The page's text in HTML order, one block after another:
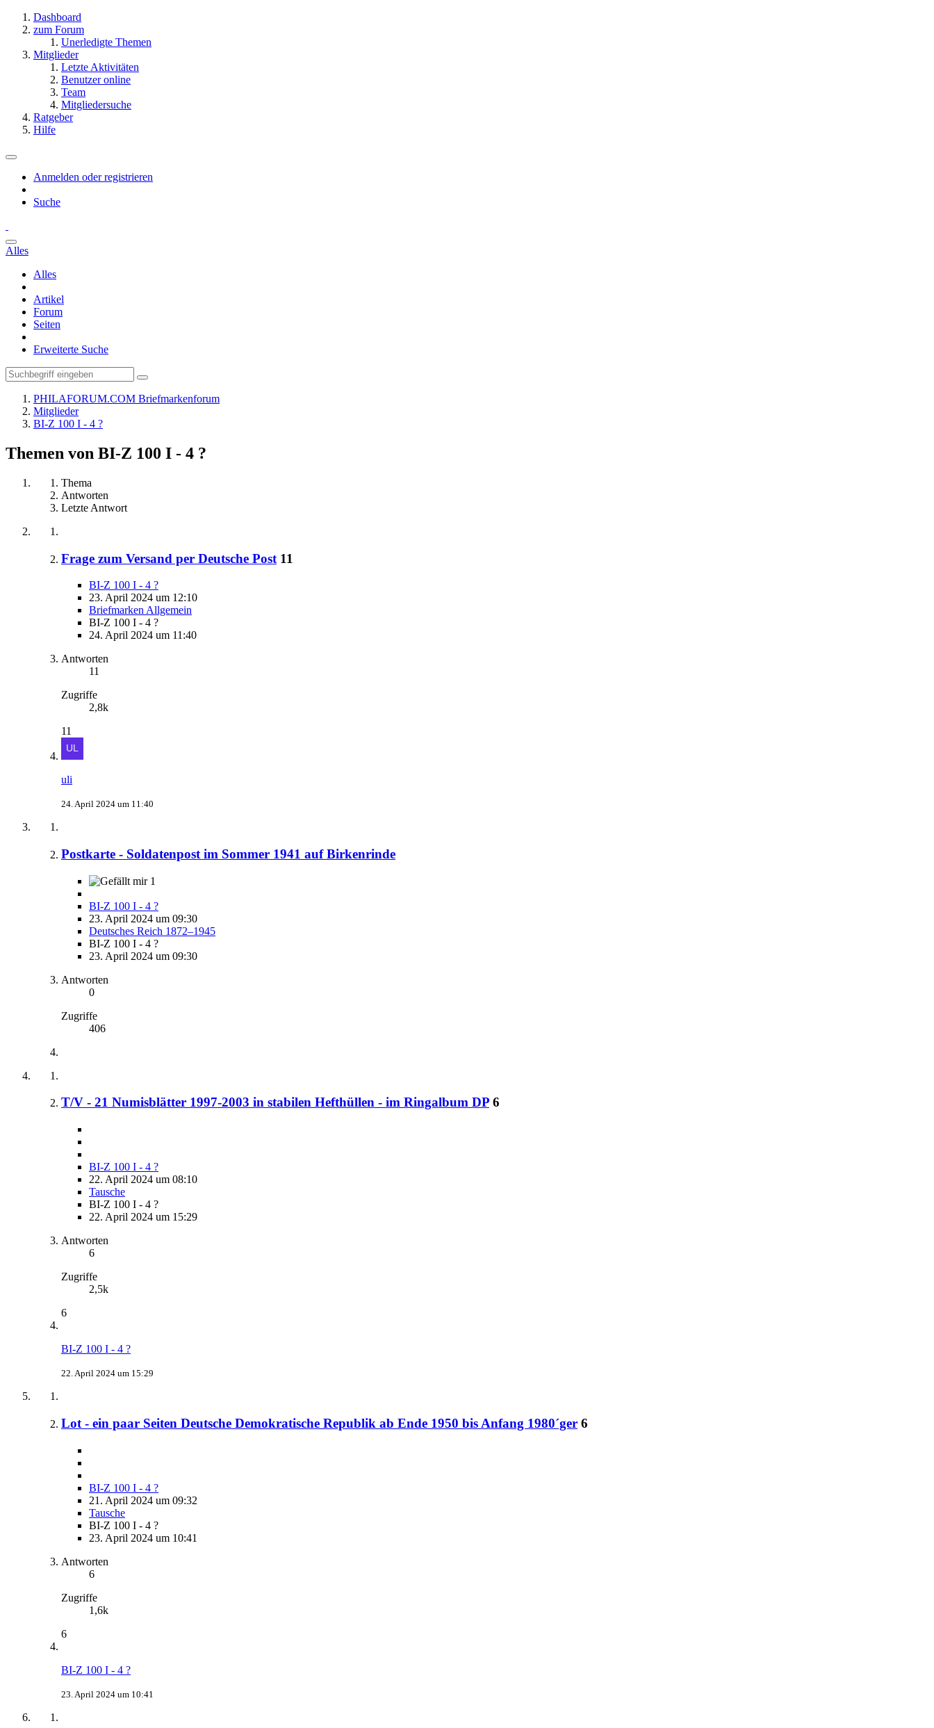
Dashboard
zum Forum
Unerledigte Themen
Mitglieder
Letzte Aktivitäten
Benutzer online
Team
Mitgliedersuche
Ratgeber
Hilfe
Anmelden oder registrieren
Suche
Alles
Alles
Artikel
Forum
Seiten
Erweiterte Suche
PHILAFORUM.COM Briefmarkenforum
Mitglieder
BI-Z 100 I - 4 ?
Themen von BI-Z 100 I - 4 ?
Thema
Antworten
Letzte Antwort
Frage zum Versand per Deutsche Post 11
BI-Z 100 I - 4 ?
23. April 2024 um 12:10
Briefmarken Allgemein
BI-Z 100 I - 4 ?
24. April 2024 um 11:40
Antworten
11
Zugriffe
2,8k
11
uli
24. April 2024 um 11:40
Postkarte - Soldatenpost im Sommer 1941 auf Birkenrinde
1
BI-Z 100 I - 4 ?
23. April 2024 um 09:30
Deutsches Reich 1872–1945
BI-Z 100 I - 4 ?
23. April 2024 um 09:30
Antworten
0
Zugriffe
406
T/V - 21 Numisblätter 1997-2003 in stabilen Hefthüllen - im Ringalbum DP 6
BI-Z 100 I - 4 ?
22. April 2024 um 08:10
Tausche
BI-Z 100 I - 4 ?
22. April 2024 um 15:29
Antworten
6
Zugriffe
2,5k
6
BI-Z 100 I - 4 ?
22. April 2024 um 15:29
Lot - ein paar Seiten Deutsche Demokratische Republik ab Ende 1950 bis Anfang 1980´ger 6
BI-Z 100 I - 4 ?
21. April 2024 um 09:32
Tausche
BI-Z 100 I - 4 ?
23. April 2024 um 10:41
Antworten
6
Zugriffe
1,6k
6
BI-Z 100 I - 4 ?
23. April 2024 um 10:41